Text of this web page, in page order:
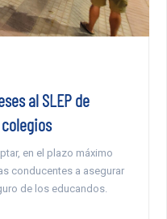
al SLEP de
en el plazo máximo
conducentes a asegurar
de los educandos.